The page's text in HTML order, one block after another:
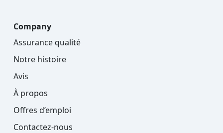
Company
Assurance qualité
Notre histoire
Avis
À propos
Offres d’emploi
Contactez-nous